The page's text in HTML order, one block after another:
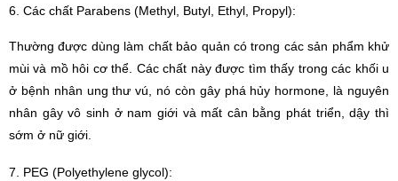
6. Các chất Parabens (Methyl, Butyl, Ethyl, Propyl):
Thường được dùng làm chất bảo quản có trong các sản phẩm khử
mùi và mồ hôi cơ thể. Các chất này được tìm thấy trong các khối u
ở bệnh nhân ung thư vú, nó còn gây phá hủy hormone, là nguyên
nhân gây vô sinh ở nam giới và mất cân bằng phát triển, dậy thì
sớm ở nữ giới.
7. PEG (Polyethylene glycol):